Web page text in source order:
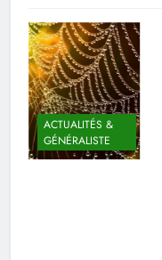
ACTUALITÉS &
GÉNÉRALISTE